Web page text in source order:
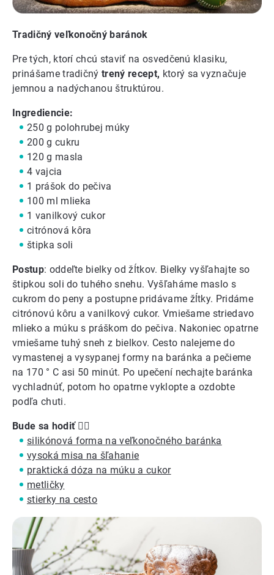
Tradičný veľkonočný baránok
Pre tých, ktorí chcú staviť na osvedčenú klasiku,
prinášame tradičnýtrený recept, ktorý sa vyznačuje
jemnou a nadýchanou štruktúrou.
Ingrediencie:
250 g polohrubej múky
200 g cukru
120 g masla
4 vajcia
1 prášok do pečiva
100 ml mlieka
1 vanilkový cukor
citrónová kôra
štipka soli
Postup: oddeľte bielky od žĺtkov. Bielky vyšľahajte so
štipkou soli do tuhého snehu. Vyšľaháme maslo s
cukrom do peny a postupne pridávame žĺtky. Pridáme
citrónovú kôru a vanilkový cukor. Vmiešame striedavo
mlieko a múku s práškom do pečiva. Nakoniec opatrne
vmiešame tuhý sneh z bielkov. Cesto nalejeme do
vymastenej a vysypanej formy na baránka a pečieme
na 170 ° C asi 50 minút. Po upečení nechajte baránka
vychladnúť, potom ho opatrne vyklopte a ozdobte
podľa chuti.
Bude sa hodiť👍🏼
silikónová forma na veľkonočného baránka
vysoká misa na šľahanie
praktická dóza na múku a cukor
metličky
stierky na cesto